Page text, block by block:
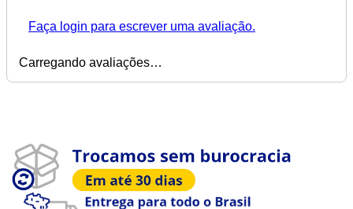
Faça login para escrever uma avaliação.
Carregando avaliações…